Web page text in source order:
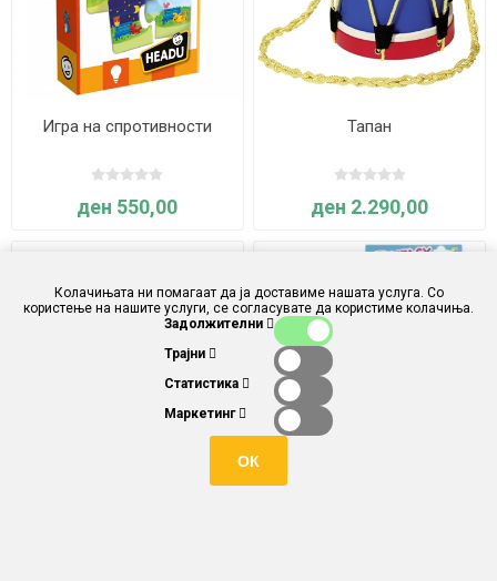
Игра на спротивности
ден 550,00
Тапан
ден 2.290,00
Колачињата ни помагаат да ја доставиме нашата услуга. Со
користење на нашите услуги, се согласувате да користиме колачиња.
Задолжителни
Трајни
Статистика
Маркетинг
ОК